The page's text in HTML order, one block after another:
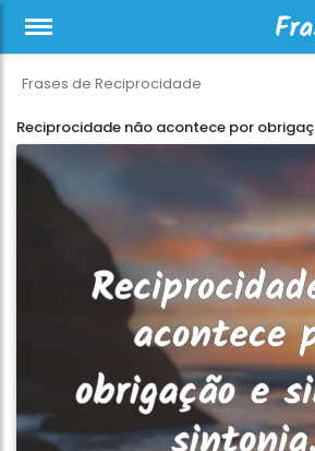
Frases de Reciprocidade
Reciprocidade não acontece por obrigaç